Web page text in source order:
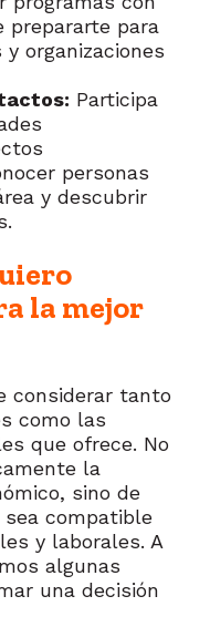
prepararte para
organizaciones
Participa
personas
y descubrir
la mejor
considerar tanto
como las
que ofrece. No
la
sino de
compatible
y laborales. A
algunas
una decisión